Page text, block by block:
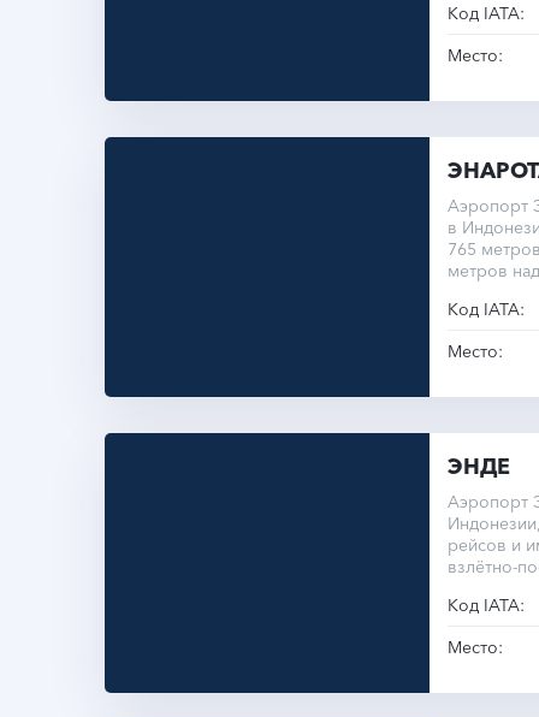
Код IATA:
Место:
Аэропорт
в
765
метров
Код IATA:
Место:
ЭНДЕ
Аэропорт
рейсов и
взлётно-
Код IATA:
Место: